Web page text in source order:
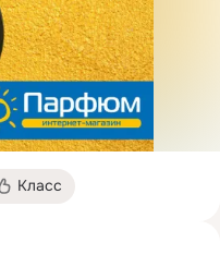
Класс